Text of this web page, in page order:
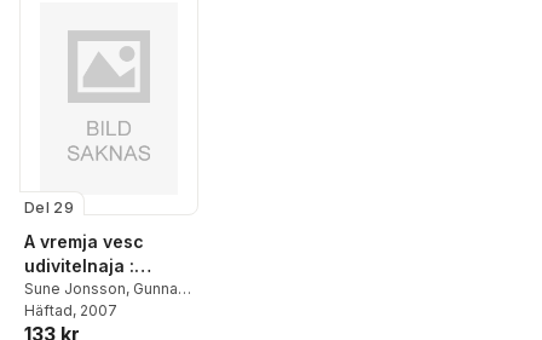
Nilsson
Del 29
A vremja vesc
udivitelnaja :
fotografii - ljudi i
priroda
Sune Jonsson, Gunnar
Balgård
Häftad, 2007
133 kr